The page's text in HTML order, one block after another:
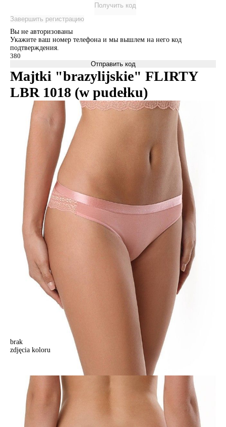
Получить код
Завершить регистрацию
Вы не авторизованы
Укажите ваш номер телефона и мы вышлем на него код
подтверждения.
Отправить код
Majtki "brazylijskie" FLIRTY
LBR 1018 (w pudełku)
brak
zdjęcia koloru
Majtki damskie FLIRTY LBR 1018 (w pudełku),r.90, brzoskwiniowy
Majtki damskie FLIRTY LBR 1018 (w pudełku),r.90, brzoskwiniowy
59,90 zł
Kolory:
BRAK
ZDJĘCIA
BRAK
ZDJĘCIA
BRAK